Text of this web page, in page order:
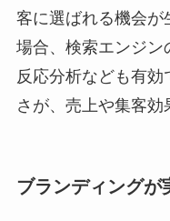
客に選ばれる機会
場合、検索エンジ
反応分析なども有
さが、売上や集客効
ブランディングが